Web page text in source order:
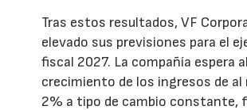
Tras estos resultados, VF
elevado sus previsiones para el
fiscal 2027. La compañía espera
crecimiento de los ingresos de al
2% a tipo de cambio constante,